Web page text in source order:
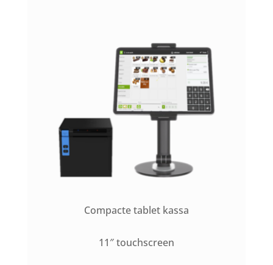
Compacte tablet kassa
11″ touchscreen